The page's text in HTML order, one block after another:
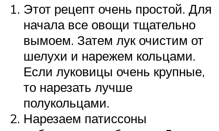
Этот рецепт очень простой. Для
начала все овощи тщательно
вымоем. Затем лук очистим от
шелухи и нарежем кольцами.
Если луковицы очень крупные,
то нарезать лучше
полукольцами.
Нарезаем патиссоны